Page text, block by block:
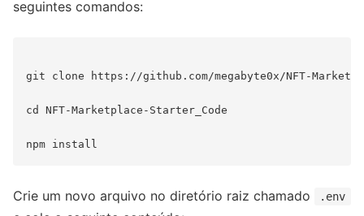
seguintes comandos:
git clone https://github.com/megabyte0x/NFT-
cd NFT-Marketplace-Starter_Code
Crie um novo arquivo no diretório raiz chamado .env